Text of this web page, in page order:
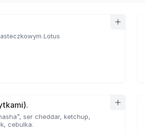
Lotus
ser cheddar, ketchup,
cebulka.